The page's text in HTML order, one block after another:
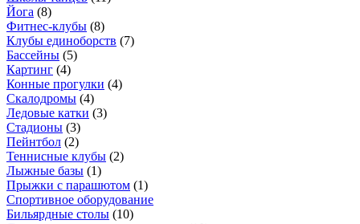
Йога (8)
Фитнес-клубы (8)
Клубы единоборств (7)
Бассейны (5)
Картинг (4)
Конные прогулки (4)
Скалодромы (4)
Ледовые катки (3)
Стадионы (3)
Пейнтбол (2)
Теннисные клубы (2)
Лыжные базы (1)
Прыжки с парашютом (1)
Спортивное оборудование
Бильярдные столы (10)